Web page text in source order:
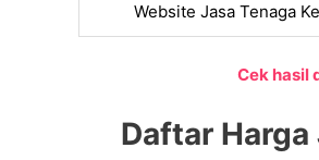
Website Jasa Tenaga
Cek hasil
Daftar